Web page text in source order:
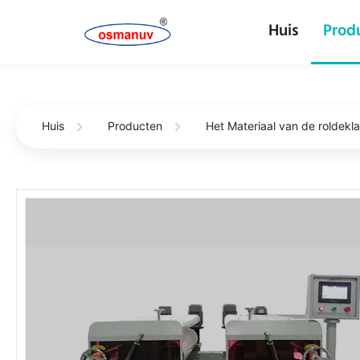
Huis
Huis Producten Het Materiaal van de